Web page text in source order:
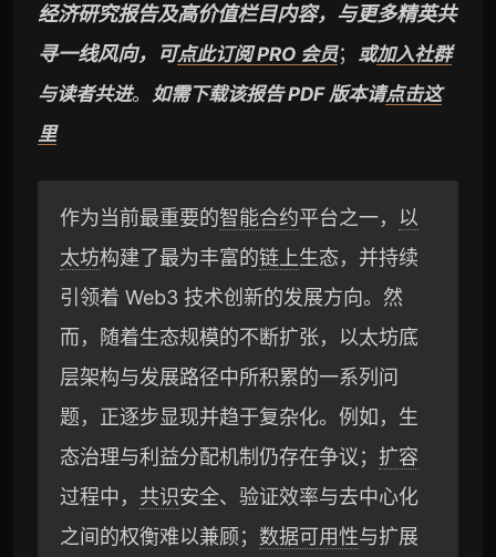
g
W
e
L
i
经济研究报告及高价值栏目内容，与更多精英共
寻一线风向，可点此订阅 PRO 会员； 或加入社群
与读者共进。 如需下载该报告 PDF 版本请点击这
里
作为当前最重要的智能合约平台之一， 以
太坊构建了最为丰富的链上生态，并持续
引领着 Web3 技术创新的发展方向。然
而，随着生态规模的不断扩张，以太坊底
层架构与发展路径中所积累的一系列问
题，正逐步显现并趋于复杂化。例如，生
态治理与利益分配机制仍存在争议； 扩容
过程中， 共识安全、验证效率与去中心化
之间的权衡难以兼顾； 数据可用性与扩展